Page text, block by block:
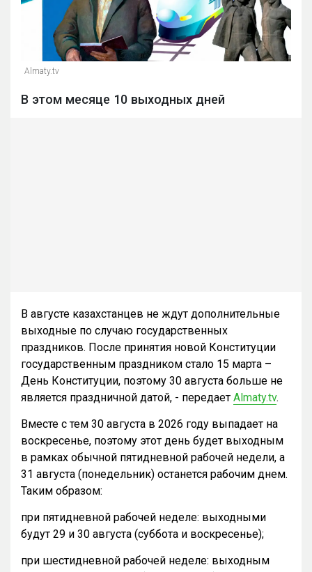
Almaty.tv
В этом месяце 10 выходных дней
В августе казахстанцев не ждут дополнительные
выходные по случаю государственных
праздников. После принятия новой Конституции
государственным праздником стало 15 марта –
День Конституции, поэтому 30 августа больше не
является праздничной датой, - передает Almaty.tv.
Вместе с тем 30 августа в 2026 году выпадает на
воскресенье, поэтому этот день будет выходным
в рамках обычной пятидневной рабочей недели, а
31 августа (понедельник) останется рабочим днем.
Таким образом:
при пятидневной рабочей неделе: выходными
будут 29 и 30 августа (суббота и воскресенье);
при шестидневной рабочей неделе: выходным